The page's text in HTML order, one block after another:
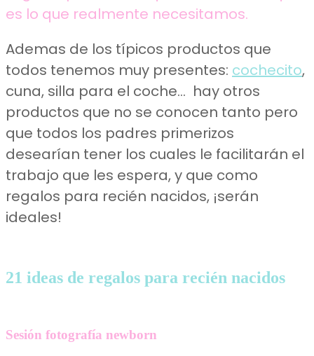
es lo que realmente necesitamos.
Ademas de los típicos productos que
todos tenemos muy presentes: cochecito,
cuna, silla para el coche… hay otros
productos que no se conocen tanto pero
que todos los padres primerizos
desearían tener los cuales le facilitarán el
trabajo que les espera, y que como
regalos para recién nacidos, ¡serán
ideales!
21 ideas de regalos para recién nacidos
Sesión fotografía newborn